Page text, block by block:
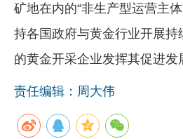
矿地在内的“非生产型运营主
持各国政府与黄金行业开展
的黄金开采企业发挥其促进发
责任编辑：周大伟